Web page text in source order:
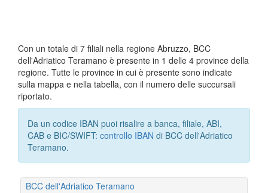
Con un totale di 7 filiali nella regione Abruzzo, BCC
dell'Adriatico Teramano è presente in 1 delle 4 province della
regione. Tutte le province in cui è presente sono indicate
sulla mappa e nella tabella, con il numero delle succursali
riportato.
Da un codice IBAN puoi risalire a banca, filiale, ABI,
CAB e BIC/SWIFT: controllo IBAN di BCC dell'Adriatico
Teramano.
BCC dell'Adriatico Teramano